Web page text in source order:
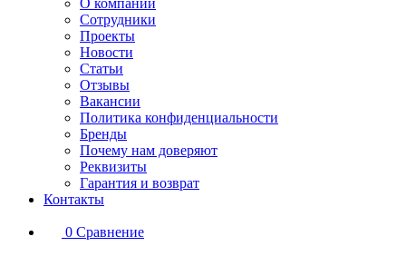
О компании
Сотрудники
Проекты
Новости
Статьи
Отзывы
Вакансии
Политика конфиденциальности
Бренды
Почему нам доверяют
Реквизиты
Гарантия и возврат
Контакты
0 Сравнение